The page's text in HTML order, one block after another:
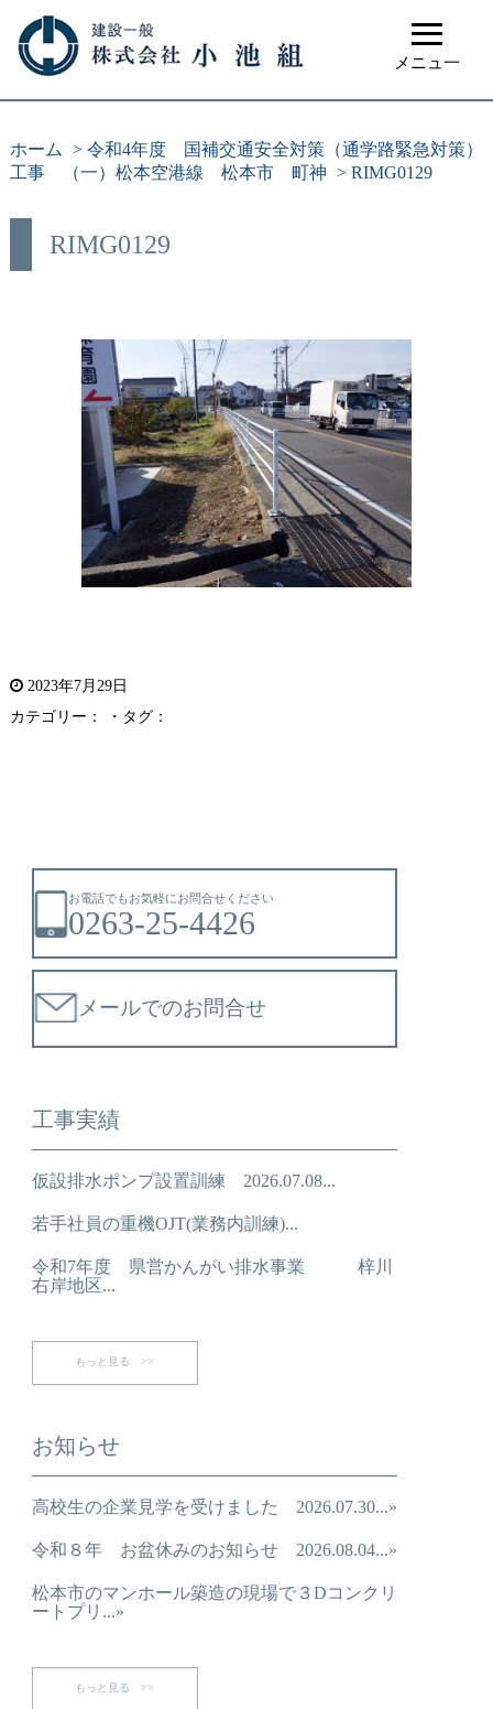
≡
メニュ一
ホーム > 令和4年度 国補交通安全対策（通学路緊急対策）
工事 （一）松本空港線 松本市 町神 > RIMG0129
RIMG0129
2023年7月29日
カテゴリー： ・タグ：
お電話でもお気軽にお問合せください
0263-25-4426
メールでのお問合せ
工事実績
仮設排水ポンプ設置訓練 2026.07.08...
若手社員の重機OJT(業務内訓練)...
令和7年度 県営かんがい排水事業 梓川
右岸地区...
もっと見る >>
お知らせ
高校生の企業見学を受けました 2026.07.30...»
令和８年 お盆休みのお知らせ 2026.08.04...»
松本市のマンホール築造の現場で３Dコンクリ
ートプリ...»
もっと見る >>